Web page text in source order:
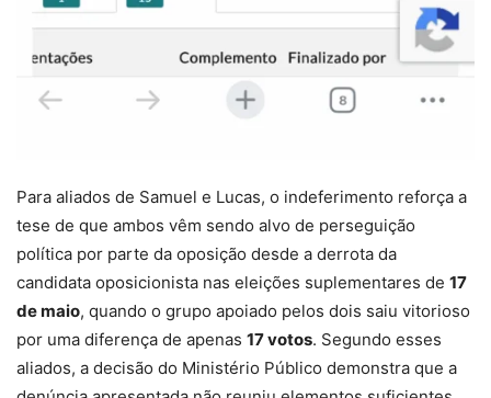
Para aliados de Samuel e Lucas, o indeferimento reforça a
tese de que ambos vêm sendo alvo de perseguição
política por parte da oposição desde a derrota da
candidata oposicionista nas eleições suplementares de 17
de maio, quando o grupo apoiado pelos dois saiu vitorioso
por uma diferença de apenas 17 votos. Segundo esses
aliados, a decisão do Ministério Público demonstra que a